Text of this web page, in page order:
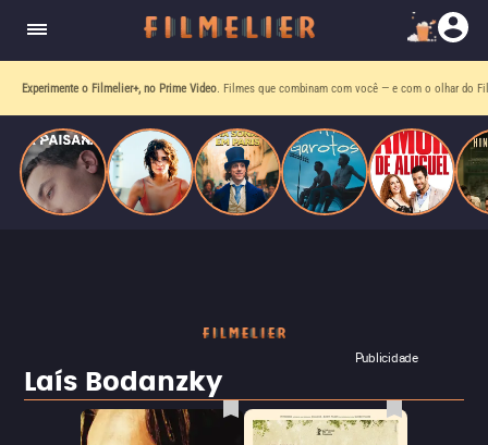
Experimente o Filmelier+, no Prime Video . Filmes que combinam com você — e com o olhar do
Publicidade
Laís Bodanzky
quando se apaixona por um de seus alvos.